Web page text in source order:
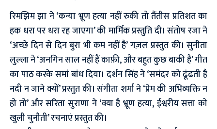
रिमझिम झा ने ‘कन्या भ्रूण हत्या नहीं रुकी तो तैंतीस प्रतिशत का
हक धरा पर धरा रह जाएगा’ की मार्मिक प्रस्तुति दी। संतोष रजा ने
‘अच्छे दिन से दिन बुरा भी कम नहीं है’ गज़ल प्रस्तुत की। सुनीता
लुल्ला ने ‘अनगिन साल नहीं हैं काफ़ी, और बहुत कुछ बाकी है’ गीत
का पाठ करके समां बांध दिया। दर्शन सिंह ने ‘समंदर को ढूंढती है
नदी न जाने क्यों’ प्रस्तुत की। संगीता शर्मा ने ‘प्रेम की अभिव्यक्ति न
हो तो’ और सरिता सुराणा ने ‘क्या है भ्रूण हत्या, ईश्वरीय सत्ता को
खुली चुनौती’ रचनाएं प्रस्तुत की।